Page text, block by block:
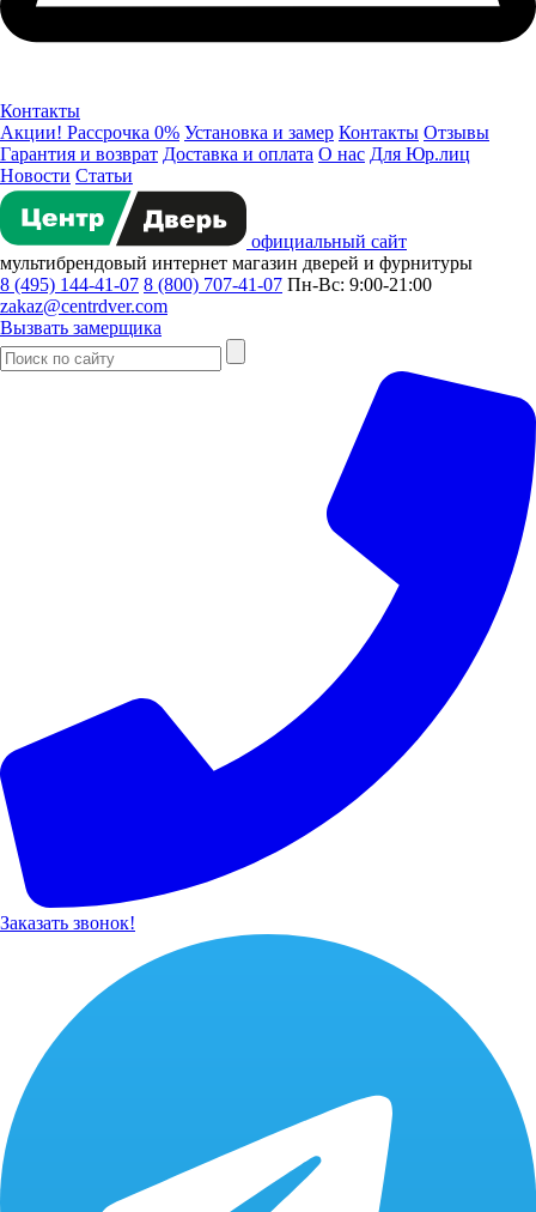
Контакты
Акции! Рассрочка 0% Установка и замер Контакты Отзывы
Гарантия и возврат Доставка и оплата О нас Для Юр.лиц
Новости Статьи
официальный сайт
мультибрендовый интернет магазин дверей и фурнитуры
8 (495) 144-41-07 8 (800) 707-41-07 Пн-Вс: 9:00-21:00
zakaz@centrdver.com
Вызвать замерщика
Заказать звонок!